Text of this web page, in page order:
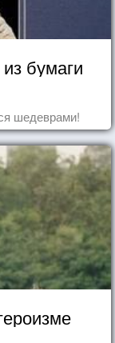
бумаги
шедеврами!